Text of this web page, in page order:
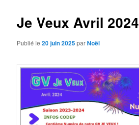
Je Veux Avril 2024
Publié le20 juin 2025parNoël